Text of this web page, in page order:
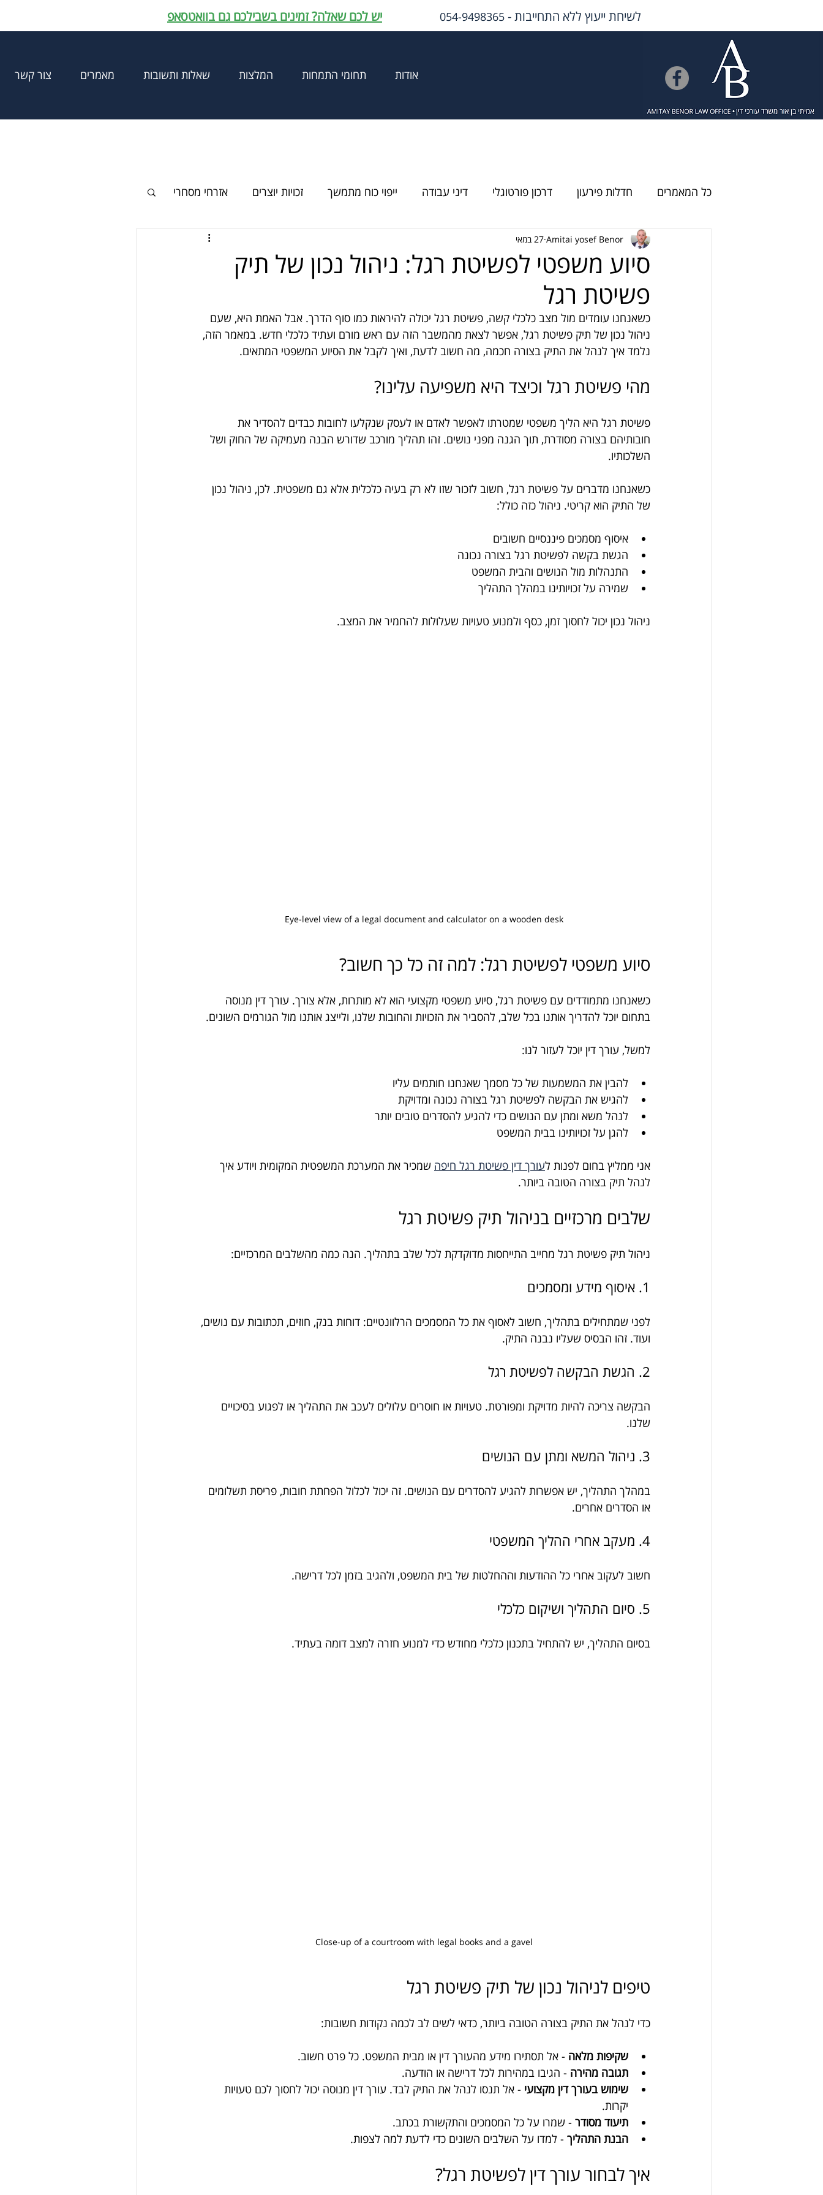
יש לכם שאלה? זמינים בשבילכם גם בוואטסאפ לשיחת ייעוץ ללא התחייבות -054-9498365
אודות תחומי התמחות המלצות שאלות ותשובות מאמרים צור קשר
כל המאמרים חדלות פירעון דרכון פורטוגלי דיני עבודה ייפוי כוח מתמשך זכויות יוצרים אזרחי מסחרי
סיוע משפטי לפשיטת רגל: ניהול נכון של תיק
פשיטת רגל
Amitai yosef Benor 27 במאי
כשאנחנו עומדים מול מצב כלכלי קשה, פשיטת רגל יכולה להיראות כמו סוף הדרך. אבל האמת היא, שעם
ניהול נכון של תיק פשיטת רגל, אפשר לצאת מהמשבר הזה עם ראש מורם ועתיד כלכלי חדש. במאמר הזה,
נלמד איך לנהל את התיק בצורה חכמה, מה חשוב לדעת, ואיך לקבל את הסיוע המשפטי המתאים.
מהי פשיטת רגל וכיצד היא משפיעה עלינו?
פשיטת רגל היא הליך משפטי שמטרתו לאפשר לאדם או לעסק שנקלעו לחובות כבדים להסדיר את
חובותיהם בצורה מסודרת, תוך הגנה מפני נושים. זהו תהליך מורכב שדורש הבנה מעמיקה של החוק ושל
השלכותיו.
כשאנחנו מדברים על פשיטת רגל, חשוב לזכור שזו לא רק בעיה כלכלית אלא גם משפטית. לכן, ניהול נכון
של התיק הוא קריטי. ניהול כזה כולל:
איסוף מסמכים פיננסיים חשובים
הגשת בקשה לפשיטת רגל בצורה נכונה
התנהלות מול הנושים והבית המשפט
שמירה על זכויותינו במהלך התהליך
ניהול נכון יכול לחסוך זמן, כסף ולמנוע טעויות שעלולות להחמיר את המצב.
Eye-level view of a legal document and calculator on a wooden desk
סיוע משפטי לפשיטת רגל: למה זה כל כך חשוב?
כשאנחנו מתמודדים עם פשיטת רגל, סיוע משפטי מקצועי הוא לא מותרות, אלא צורך. עורך דין מנוסה
בתחום יוכל להדריך אותנו בכל שלב, להסביר את הזכויות והחובות שלנו, ולייצג אותנו מול הגורמים השונים.
למשל, עורך דין יוכל לעזור לנו:
להבין את המשמעות של כל מסמך שאנחנו חותמים עליו
להגיש את הבקשה לפשיטת רגל בצורה נכונה ומדויקת
לנהל משא ומתן עם הנושים כדי להגיע להסדרים טובים יותר
להגן על זכויותינו בבית המשפט
אני ממליץ בחום לפנות לעורך דין פשיטת רגל חיפה שמכיר את המערכת המשפטית המקומית ויודע איך
לנהל תיק בצורה הטובה ביותר.
שלבים מרכזיים בניהול תיק פשיטת רגל
ניהול תיק פשיטת רגל מחייב התייחסות מדוקדקת לכל שלב בתהליך. הנה כמה מהשלבים המרכזיים:
1. איסוף מידע ומסמכים
לפני שמתחילים בתהליך, חשוב לאסוף את כל המסמכים הרלוונטיים: דוחות בנק, חוזים, תכתובות עם נושים,
ועוד. זהו הבסיס שעליו נבנה התיק.
2. הגשת הבקשה לפשיטת רגל
הבקשה צריכה להיות מדויקת ומפורטת. טעויות או חוסרים עלולים לעכב את התהליך או לפגוע בסיכויים
שלנו.
3. ניהול המשא ומתן עם הנושים
במהלך התהליך, יש אפשרות להגיע להסדרים עם הנושים. זה יכול לכלול הפחתת חובות, פריסת תשלומים
או הסדרים אחרים.
4. מעקב אחרי ההליך המשפטי
חשוב לעקוב אחרי כל ההודעות וההחלטות של בית המשפט, ולהגיב בזמן לכל דרישה.
5. סיום התהליך ושיקום כלכלי
בסיום התהליך, יש להתחיל בתכנון כלכלי מחודש כדי למנוע חזרה למצב דומה בעתיד.
Close-up of a courtroom with legal books and a gavel
טיפים לניהול נכון של תיק פשיטת רגל
כדי לנהל את התיק בצורה הטובה ביותר, כדאי לשים לב לכמה נקודות חשובות:
שקיפות מלאה - אל תסתירו מידע מהעורך דין או מבית המשפט. כל פרט חשוב.
תגובה מהירה - הגיבו במהירות לכל דרישה או הודעה.
שימוש בעורך דין מקצועי - אל תנסו לנהל את התיק לבד. עורך דין מנוסה יכול לחסוך לכם טעויות
יקרות.
תיעוד מסודר - שמרו על כל המסמכים והתקשורת בכתב.
הבנת התהליך - למדו על השלבים השונים כדי לדעת למה לצפות.
איך לבחור עורך דין לפשיטת רגל?